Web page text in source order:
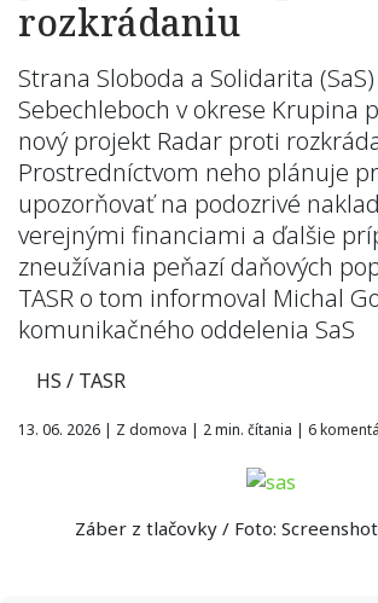
rozkrádaniu
Strana Sloboda a Solidarita
Sebechleboch v okrese Krupina
nový projekt Radar proti
Prostredníctvom neho plánuje
upozorňovať na podozrivé
verejnými financiami a ďalšie
zneužívania peňazí daňových
TASR o tom informoval Michal
komunikačného oddelenia SaS
HS / TASR
13. 06. 2026 | Z domova | 2 min. čítania | 6
Záber z tlačovky / Foto: